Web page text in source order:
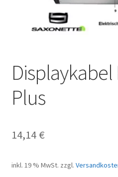
Plus
14,14 €
inkl. 19 % MwSt. zzgl.